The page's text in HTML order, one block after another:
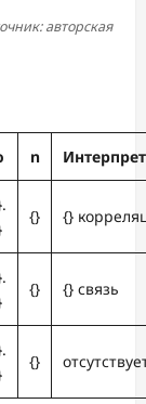
авторская
n
{} {}
{} {} связь
{}